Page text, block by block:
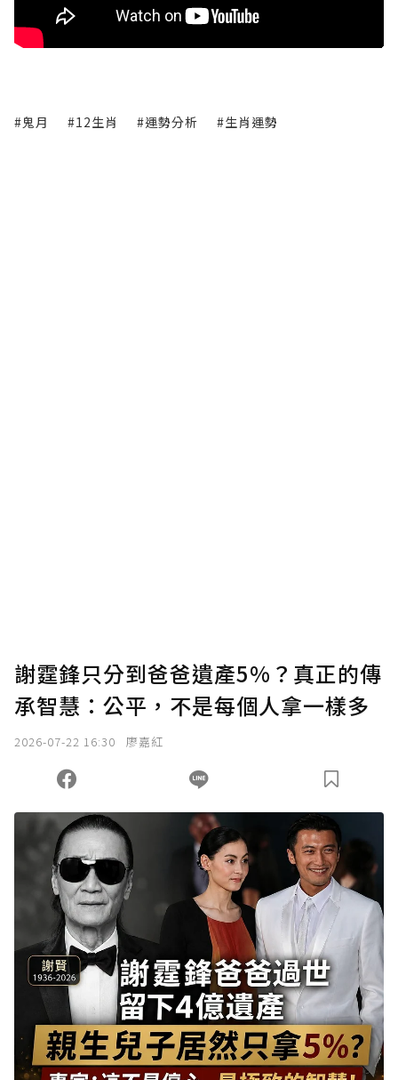
#鬼月 #12生肖 #運勢分析 #生肖運勢
謝霆鋒只分到爸爸遺產5%？真正的傳
承智慧：公平，不是每個人拿一樣多
2026-07-22 16:30 廖嘉紅